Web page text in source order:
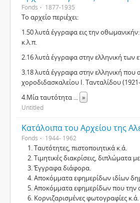
Fonds 1877-1935
Το αρχείο περιέχει:
1.50 λυτά έγγραφα εις την
κ.λ.π.
2.16 λυτά έγγραφα στην ελληνική των
3.18 λυτά έγγραφα στην ελληνική που
χοροδιδασκαλείου Ι. Τανταλίδου
4.Μία ταυτότητα ... »
Untitled
Fonds 1944- 1962
Ταυτότητες, πιστοποιητικά κ.ά.
Τιμητικές διακρίσεις, διπλώματα
Έγγραφα διάφορα.
Αποκόμματα εφημερίδων ιδίων
Αποκόμματα εφημερίδων που την
Κορνιζαρισμένες φωτογραφίες κ.ά.